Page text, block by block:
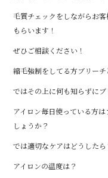
毛質チェックをしながらお
もらいます！
ぜひご相談ください！
縮毛強制をしてる方ブリー
ではその上に何も知らずに
アイロン毎日使っている方
しょうか？
では適切なケアはどうしたら
アイロンの温度は？